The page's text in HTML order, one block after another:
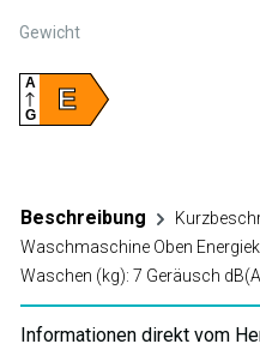
Gewicht
E
A
G
Beschreibung
Waschmaschine Oben
Waschen (kg): 7 Geräusch
Informationen direkt vom